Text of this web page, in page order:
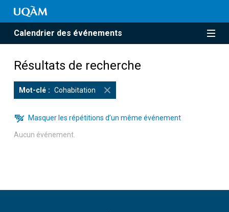
Calendrier des événements
Résultats de recherche
Mot-clé Cohabitation
Masquer les répétitions d’un même événement
Aucun événement.